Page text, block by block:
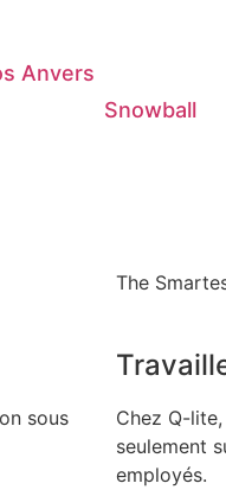
Anvers
Snowball
The
sous
Chez Q-
seulement
employés.